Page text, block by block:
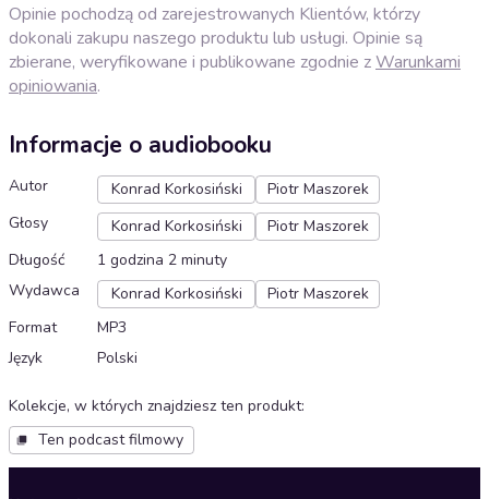
Opinie pochodzą od zarejestrowanych Klientów, którzy
dokonali zakupu naszego produktu lub usługi. Opinie są
zbierane, weryfikowane i publikowane zgodnie zWarunkami
opiniowania.
Informacje o audiobooku
Autor Konrad Korkosiński
Piotr Maszorek
Głosy
Konrad Korkosiński
Piotr Maszorek
Długość
1 godzina 2 minuty
Wydawca
Konrad Korkosiński
Piotr Maszorek
Format
MP3
Język
Polski
Kolekcje, w których znajdziesz ten produkt:
Ten podcast filmowy